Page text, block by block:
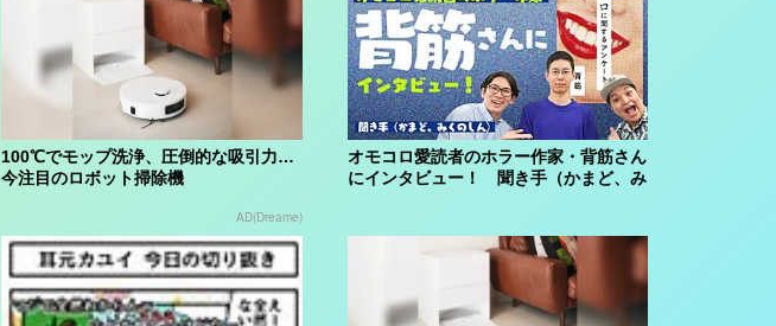
100℃でモップ洗浄、圧倒的な吸引力…
今注目のロボット掃除機
AD(Dreame)
オモコロ愛読者のホラー作家・背筋さん
にインタビュー！ 聞き手（かまど、み